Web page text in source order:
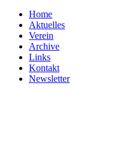
Home
Aktuelles
Verein
Archive
Links
Kontakt
Newsletter